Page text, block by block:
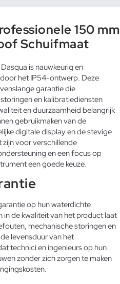
150 mm
Schuifmaat
is nauwkeurig en
het IP54-ontwerp. Deze
garantie die
en kalibratiediensten
en duurzaamheid belangrijk
gebruikmaken van de
digitale display en de stevige
voor verschillende
en een focus op
een goede keuze.
op hun waterdichte
de kwaliteit van het product laat
mechanische storingen en
levensduur van het
technici en ingenieurs op hun
zonder zich zorgen te maken